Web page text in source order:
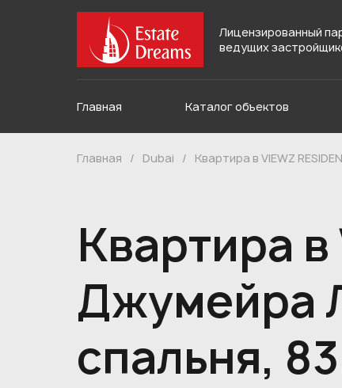
Лицензированный
ведущих
Главная Каталог объектов
Главная / Dubai / Квартира в VIEWZ
Квартира в
Джумейра
спальня,